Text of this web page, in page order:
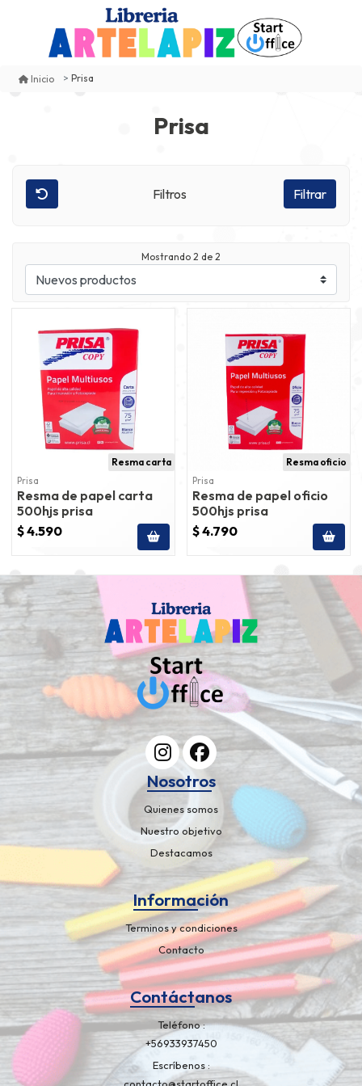
Inicio Prisa
Prisa
Filtros Filtrar
Mostrando 2 de 2
Resma carta
Prisa
Resma de papel carta
500hjs prisa
$ 4.590
Resma oficio
Prisa
Resma de papel oficio
500hjs prisa
$ 4.790
Nosotros
Quienes somos
Nuestro objetivo
Destacamos
Información
Terminos y condiciones
Contacto
Contáctanos
Teléfono
+56933937450
Escríbenos